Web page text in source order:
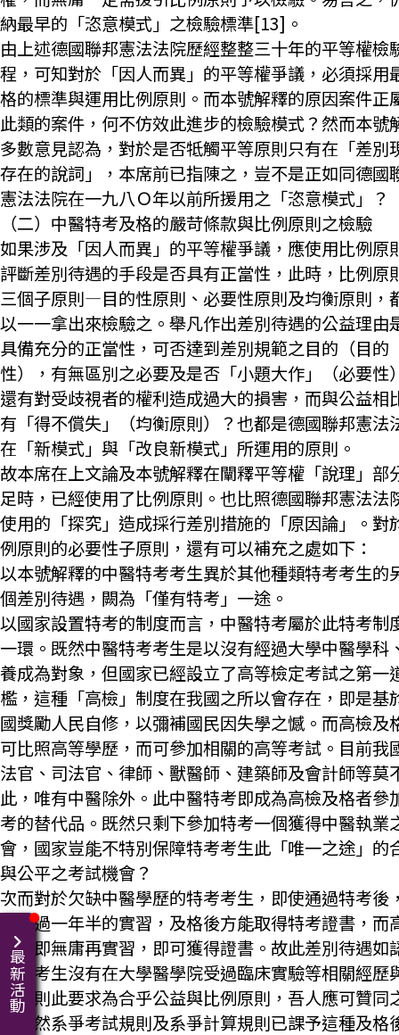
納最早的「恣意模式」之檢驗標準[13]。
由上述德國聯邦憲法法院歷經整整三十年的平等權檢
程，可知對於「因人而異」的平等權爭議，必須採用
格的標準與運用比例原則。而本號解釋的原因案件正
此類的案件，何不仿效此進步的檢驗模式？然而本號
多數意見認為，對於是否牴觸平等原則只有在「差別
存在的說詞」，本席前已指陳之，豈不是正如同德國
憲法法院在一九八Ｏ年以前所援用之「恣意模式」？
（二）中醫特考及格的嚴苛條款與比例原則之檢驗
如果涉及「因人而異」的平等權爭議，應使用比例原
評斷差別待遇的手段是否具有正當性，此時，比例原
三個子原則—目的性原則、必要性原則及均衡原則，
以一一拿出來檢驗之。舉凡作出差別待遇的公益理由
具備充分的正當性，可否達到差別規範之目的（目的
性），有無區別之必要及是否「小題大作」（必要性
還有對受歧視者的權利造成過大的損害，而與公益相
有「得不償失」（均衡原則）？也都是德國聯邦憲法
在「新模式」與「改良新模式」所運用的原則。
故本席在上文論及本號解釋在闡釋平等權「說理」部
足時，已經使用了比例原則。也比照德國聯邦憲法法
使用的「探究」造成採行差別措施的「原因論」。對
例原則的必要性子原則，還有可以補充之處如下：
以本號解釋的中醫特考考生異於其他種類特考考生的
個差別待遇，闕為「僅有特考」一途。
以國家設置特考的制度而言，中醫特考屬於此特考制
一環。既然中醫特考考生是以沒有經過大學中醫學科
養成為對象，但國家已經設立了高等檢定考試之第一
檻，這種「高檢」制度在我國之所以會存在，即是基
國獎勵人民自修，以彌補國民因失學之憾。而高檢及
可比照高等學歷，而可參加相關的高等考試。目前我
法官、司法官、律師、獸醫師、建築師及會計師等莫
此，唯有中醫除外。此中醫特考即成為高檢及格者參
考的替代品。既然只剩下參加特考一個獲得中醫執業
會，國家豈能不特別保障特考考生此「唯一之途」的
與公平之考試機會？
次而對於欠缺中醫學歷的特考考生，即使通過特考後
須透過一年半的實習，及格後方能取得特考證書，而
考生即無庸再實習，即可獲得證書。故此差別待遇如
特考考生沒有在大學醫學院受過臨床實驗等相關經歷
練，則此要求為合乎公益與比例原則，吾人應可贊同
但既然系爭考試規則及系爭計算規則已課予這種及格
最新活動